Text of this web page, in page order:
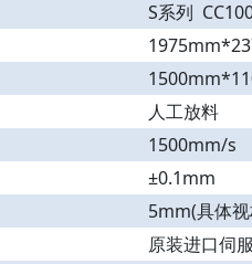
S系列
人工放料
1500mm/s
±0.1mm
5mm(具体
原装进口伺